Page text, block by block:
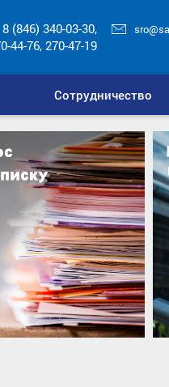
8 (846) 340-03-30,
44-76, 270-47-19
Сотрудничество